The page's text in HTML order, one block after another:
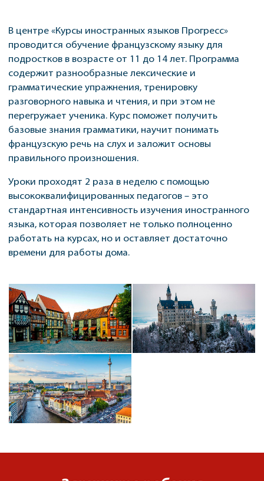
В центре «Курсы иностранных языков Прогресс»
проводится обучение французскому языку для
подростков в возрасте от 11 до 14 лет. Программа
содержит разнообразные лексические и
грамматические упражнения, тренировку
разговорного навыка и чтения, и при этом не
перегружает ученика. Курс поможет получить
базовые знания грамматики, научит понимать
французскую речь на слух и заложит основы
правильного произношения.
Уроки проходят 2 раза в неделю с помощью
высококвалифицированных педагогов – это
стандартная интенсивность изучения иностранного
языка, которая позволяет не только полноценно
работать на курсах, но и оставляет достаточно
времени для работы дома.